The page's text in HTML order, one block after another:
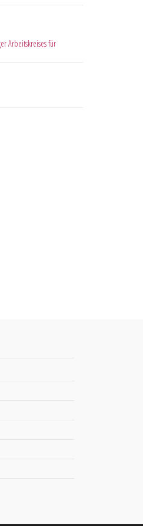
Arbeitskreises für